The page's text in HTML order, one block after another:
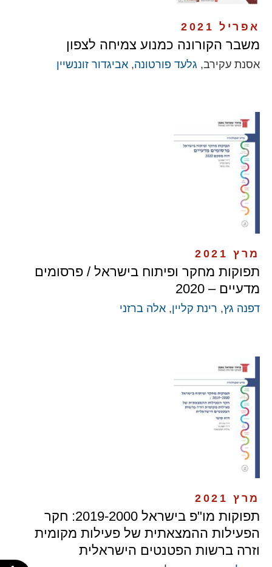
אפריל 2021
משבר הקורונה כמנוע צמיחה לצפון
אסנת עקירב, גלעד פורטונה, אביגדור זוננשיין
מרץ 2021
תפוקות מחקר ופיתוח בישראל / פרסומים
מדעיים – 2020
דפנה גץ, רינת קליין, אלה ברזני
מרץ 2021
תפוקות מו"פ בישראל 2019-2000: חקר
הפעילות ההמצאתית של פעילות מקומית
וזרה ברשות הפטנטים הישראלית